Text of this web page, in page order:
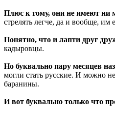
Плюс к тому, они не имеют ни
стрелять легче, да и вообще, им
Понятно, что и лапти друг
кадыровцы.
Но буквально пару месяцев
могли стать русские. И можно
баранины.
И вот буквально только что